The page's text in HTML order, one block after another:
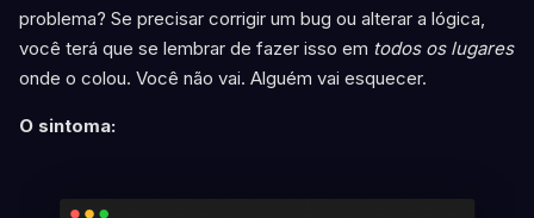
problema? Se precisar corrigir um bug ou alterar a lógica,
você terá que se lembrar de fazer isso em todos os lugares
onde o colou. Você não vai. Alguém vai esquecer.
O sintoma: